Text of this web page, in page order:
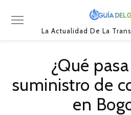
La Actualidad De La
¿Qué
suministro de
en